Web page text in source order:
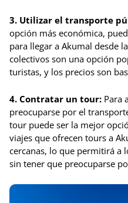
3. Utilizar el transporte
opción más económica,
para llegar a Akumal desde
colectivos son una opción
turistas, y los precios son
4. Contratar un tour: Para
preocuparse por el
tour puede ser la mejor
viajes que ofrecen tours a
cercanas, lo que permitirá a
sin tener que preocuparse